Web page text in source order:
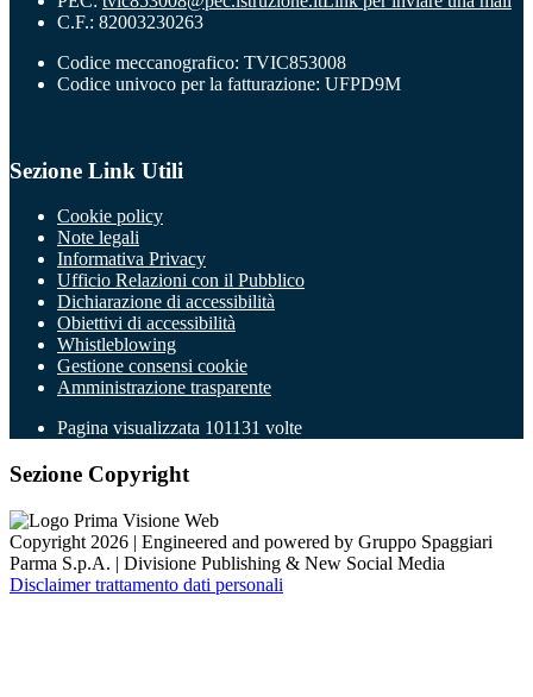
C.F.: 82003230263
Codice meccanografico: TVIC853008
Codice univoco per la fatturazione: UFPD9M
Sezione Link Utili
Cookie policy
Note legali
Informativa Privacy
Ufficio Relazioni con il Pubblico
Dichiarazione di accessibilità
Obiettivi di accessibilità
Whistleblowing
Gestione consensi cookie
Amministrazione trasparente
Pagina visualizzata 101131 volte
Sezione Copyright
Copyright 2026 | Engineered and powered by Gruppo Spaggiari
Parma S.p.A. | Divisione Publishing & New Social Media
Disclaimer trattamento dati personali